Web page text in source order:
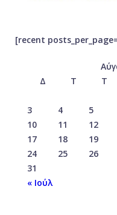
[recent
Δ
Τ Τ
3
4 5
10
11 12
17
18 19
24
25 26
31
« Ιούλ